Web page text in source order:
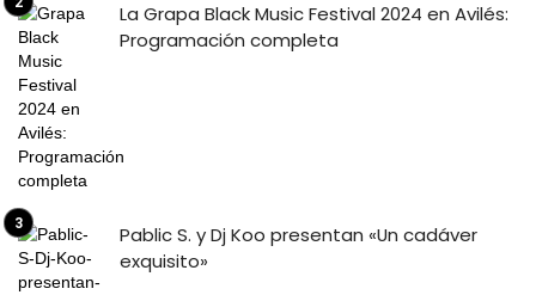
La Grapa Black Music Festival 2024 en Avilés:
Programación completa
Pablic S. y Dj Koo presentan «Un cadáver
exquisito»